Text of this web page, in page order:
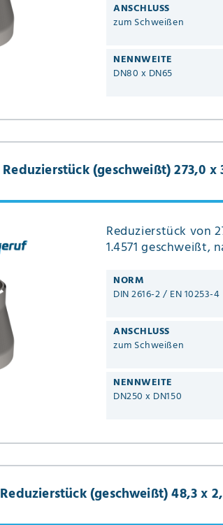
ANSCHLUSS
zum Schweißen
NENNWEITE
DN80 x DN65
Reduzierstück (geschweißt) 273,0 x
Reduzierstück von
1.4571 geschweißt,
NORM
DIN 2616-2 / EN 10253-4
ANSCHLUSS
zum Schweißen
NENNWEITE
DN250 x DN150
Reduzierstück (geschweißt) 48,3 x